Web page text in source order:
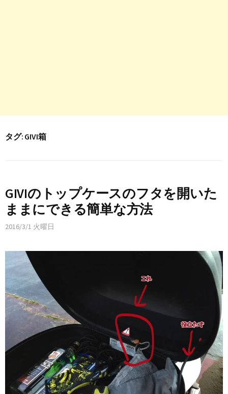
タグ: GIVI箱
GIVIのトップケースのフタを開いた
ままにできる簡単な方法
2016/3/1 火曜日